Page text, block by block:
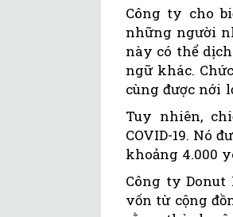
Công ty cho
những người
này có thể
ngữ khác.
cùng được nới
Tuy nhiên,
COVID-19. Nó
khoảng 4.000
Công ty Donut
vốn từ cộng